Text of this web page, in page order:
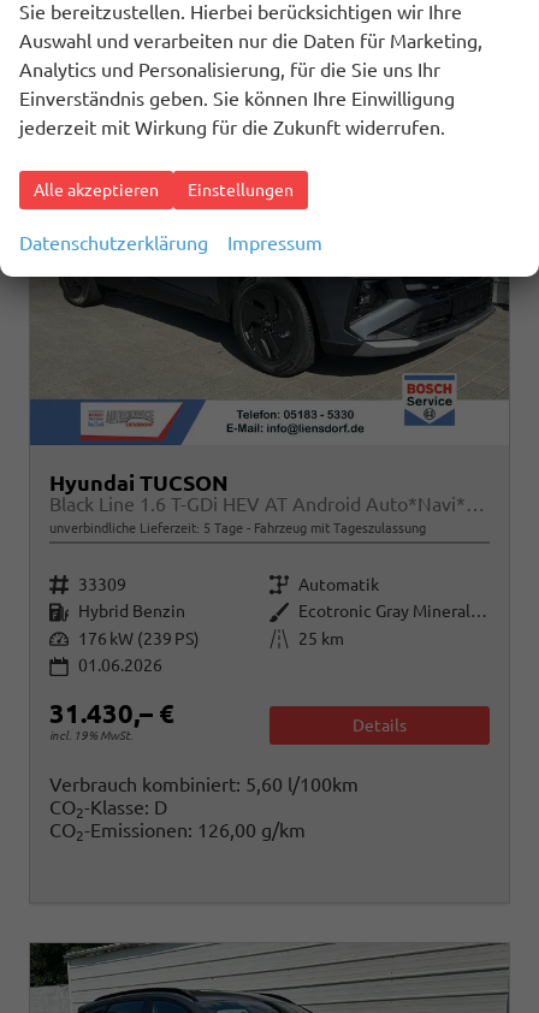
Hyundai TUCSON
Black Line 1.6 T-GDi HEV AT Android Auto*Navi*SHZ*Kamera*2Z Klimaauto*
unverbindliche Lieferzeit: 5 Tage Fahrzeug mit Tageszulassung
Fahrzeugnr. 33309 Getriebe Automatik
Kraftstoff Hybrid Benzin Außenfarbe
Ecotronic Gray Mineraleffekt
Leistung 176 kW (239 PS) Kilometerstand
25 km
01.06.2026
31.430,– €
incl. 19% MwSt.
Details
Verbrauch kombiniert: 5,60 l/100km
CO2-Klasse: D
CO2-Emissionen: 126,00 g/km
Sie bereitzustellen. Hierbei berücksichtigen wir Ihre
Auswahl und verarbeiten nur die Daten für Marketing,
Analytics und Personalisierung, für die Sie uns Ihr
Einverständnis geben. Sie können Ihre Einwilligung
jederzeit mit Wirkung für die Zukunft widerrufen.
Alle akzeptieren Einstellungen
Datenschutzerklärung Impressum